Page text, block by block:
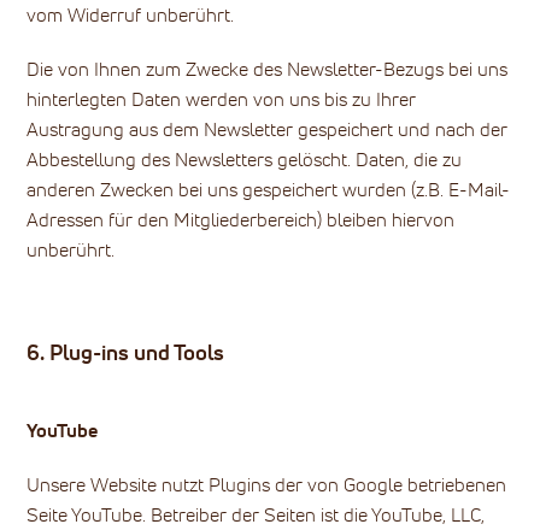
vom Widerruf unberührt.
Die von Ihnen zum Zwecke des Newsletter-Bezugs bei uns
hinterlegten Daten werden von uns bis zu Ihrer
Austragung aus dem Newsletter gespeichert und nach der
Abbestellung des Newsletters gelöscht. Daten, die zu
anderen Zwecken bei uns gespeichert wurden (z.B. E-Mail-
Adressen für den Mitgliederbereich) bleiben hiervon
unberührt.
6. Plug-ins und Tools
YouTube
Unsere Website nutzt Plugins der von Google betriebenen
Seite YouTube. Betreiber der Seiten ist die YouTube, LLC,